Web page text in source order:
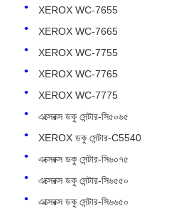
XEROX WC-7655
XEROX WC-7665
XEROX WC-7755
XEROX WC-7765
XEROX WC-7775
এক্সেরক্স ডকু সেন্টার-সি৫০৬৫
XEROX ডকু সেন্টার-C5540
এক্সেরক্স ডকু সেন্টার-সি৬০৭৫
এক্সেরক্স ডকু সেন্টার-সি৬৫৫০
এক্সেরক্স ডকু সেন্টার-সি৬৬৫০